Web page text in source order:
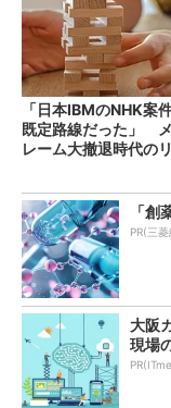
「日本IBMのNHK案
既定路線だった」
レーム大撤退時代の
「創
PR(三
大阪
現場